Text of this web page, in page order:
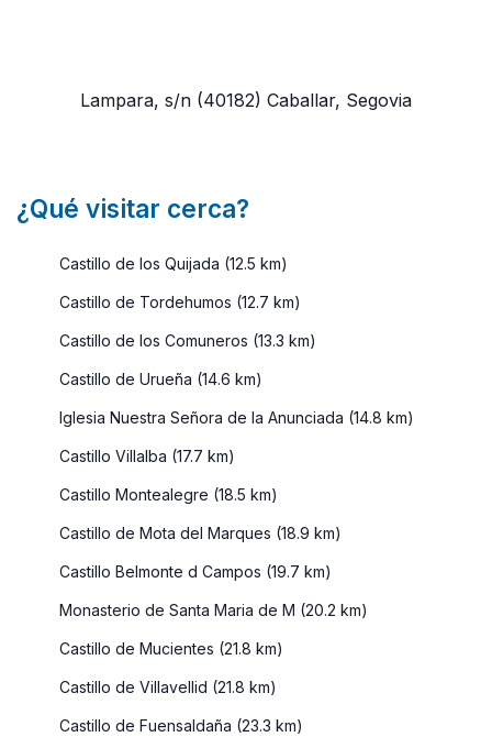
Lampara, s/n (40182) Caballar, Segovia
¿Qué visitar cerca?
Castillo de los Quijada (12.5 km)
Castillo de Tordehumos (12.7 km)
Castillo de los Comuneros (13.3 km)
Castillo de Urueña (14.6 km)
Iglesia Nuestra Señora de la Anunciada (14.8 km)
Castillo Villalba (17.7 km)
Castillo Montealegre (18.5 km)
Castillo de Mota del Marques (18.9 km)
Castillo Belmonte d Campos (19.7 km)
Monasterio de Santa Maria de M (20.2 km)
Castillo de Mucientes (21.8 km)
Castillo de Villavellid (21.8 km)
Castillo de Fuensaldaña (23.3 km)